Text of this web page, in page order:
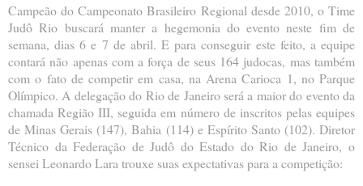
Campeão do Campeonato Brasileiro Regional desde 2010, o Time
Judô Rio buscará manter a hegemonia do evento neste fim de
semana, dias 6 e 7 de abril. E para conseguir este feito, a equipe
contará não apenas com a força de seus 164 judocas, mas também
com o fato de competir em casa, na Arena Carioca 1, no Parque
Olímpico. A delegação do Rio de Janeiro será a maior do evento da
chamada Região III, seguida em número de inscritos pelas equipes
de Minas Gerais (147), Bahia (114) e Espírito Santo (102). Diretor
Técnico da Federação de Judô do Estado do Rio de Janeiro, o
sensei Leonardo Lara trouxe suas expectativas para a competição: